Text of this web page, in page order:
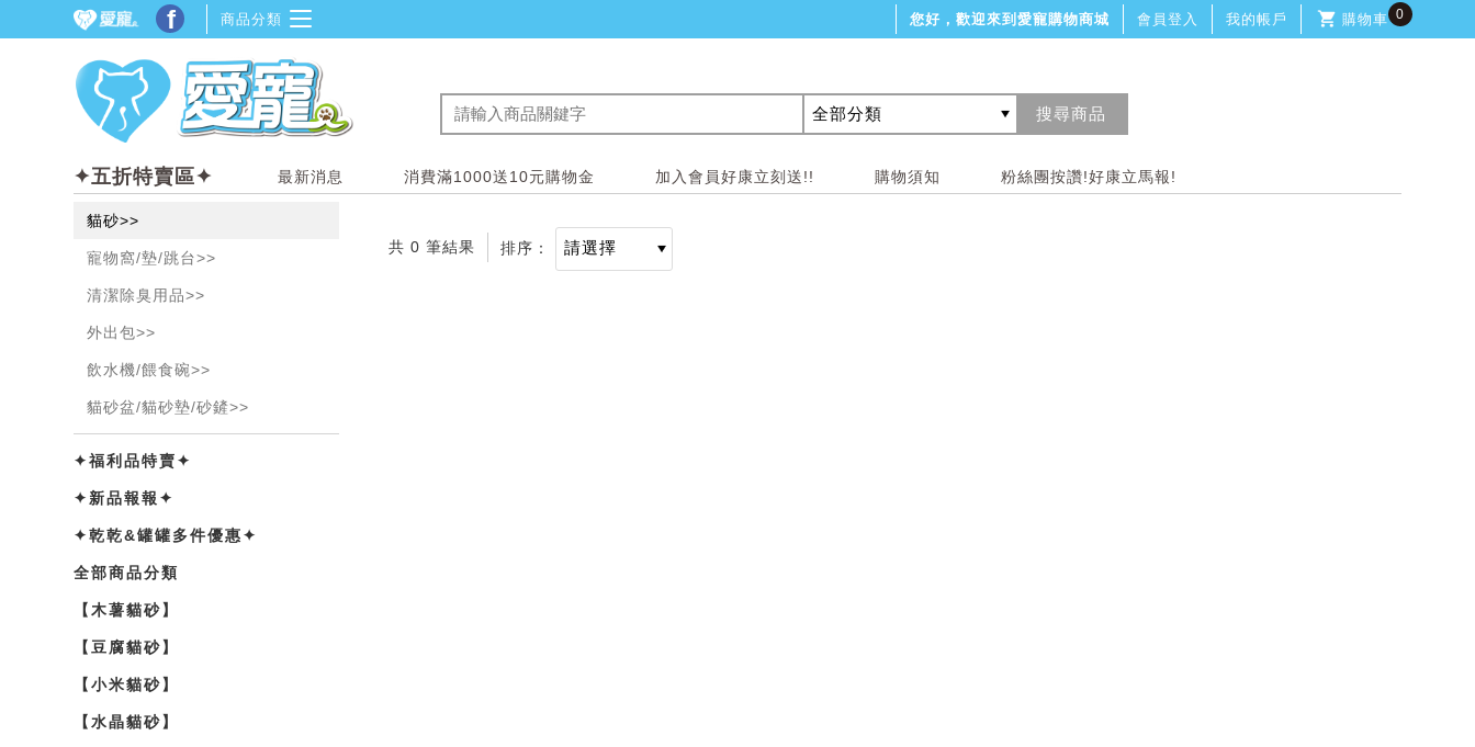
f 商品分類 您好，歡迎來到愛寵購物商城 會員登入 我的帳戶 購物車 0
✦五折特賣區✦ 最新消息 消費滿1000送10元購物金 加入會員好康立刻送!! 購物須知 粉絲團按讚!好康立馬報!
貓砂>>
寵物窩/墊/跳台>>
清潔除臭用品>>
外出包>>
飲水機/餵食碗>>
貓砂盆/貓砂墊/砂鏟>>
✦福利品特賣✦
✦新品報報✦
✦乾乾&罐罐多件優惠✦
全部商品分類
【木薯貓砂】
【豆腐貓砂】
【小米貓砂】
【水晶貓砂】
共 0 筆結果 排序：